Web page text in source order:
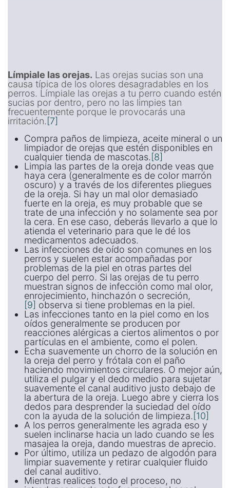
Límpiale las orejas. Las orejas sucias son una
causa típica de los olores desagradables en los
perros. Límpiale las orejas a tu perro cuando estén
sucias por dentro, pero no las limpies tan
frecuentemente porque le provocarás una
irritación.[7]
Compra paños de limpieza, aceite mineral o un
limpiador de orejas que estén disponibles en
cualquier tienda de mascotas.[8]
Limpia las partes de la oreja donde veas que
haya cera (generalmente es de color marrón
oscuro) y a través de los diferentes pliegues
de la oreja. Si hay un mal olor demasiado
fuerte en la oreja, es muy probable que se
trate de una infección y no solamente sea por
la cera. En ese caso, deberás llevarlo a que lo
atienda el veterinario para que le dé los
medicamentos adecuados.
Las infecciones de oído son comunes en los
perros y suelen estar acompañadas por
problemas de la piel en otras partes del
cuerpo del perro. Si las orejas de tu perro
muestran signos de infección como mal olor,
enrojecimiento, hinchazón o secreción,
[9] observa si tiene problemas en la piel.
Las infecciones tanto en la piel como en los
oídos generalmente se producen por
reacciones alérgicas a ciertos alimentos o por
partículas en el ambiente, como el polen.
Echa suavemente un chorro de la solución en
la oreja del perro y frótala con el paño
haciendo movimientos circulares. O mejor aún,
utiliza el pulgar y el dedo medio para sujetar
suavemente el canal auditivo justo debajo de
la abertura de la oreja. Luego abre y cierra los
dedos para desprender la suciedad del oído
con la ayuda de la solución de limpieza.[10]
A los perros generalmente les agrada eso y
suelen inclinarse hacia un lado cuando se les
masajea la oreja, dando muestras de aprecio.
Por último, utiliza un pedazo de algodón para
limpiar suavemente y retirar cualquier fluido
del canal auditivo.
Mientras realices todo el proceso, no